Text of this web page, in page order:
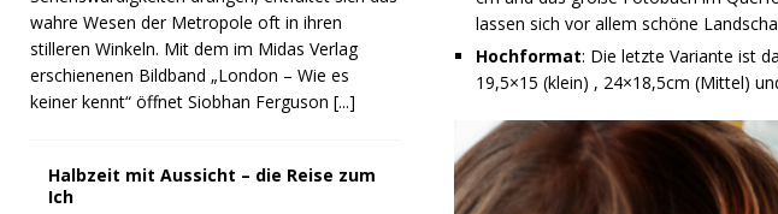
lassen sich vor allem schöne
Hochformat: Die letzte Variante ist
19,5×15 (klein) , 24×18,5cm (Mittel)
wahre Wesen der Metropole oft in ihren
stilleren Winkeln. Mit dem im Midas Verlag
erschienenen Bildband „London – Wie es
keiner kennt“ öffnet Siobhan Ferguson [...]
Halbzeit mit Aussicht – die Reise zum
Ich